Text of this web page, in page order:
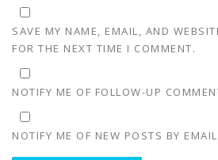
SAVE MY NAME, EMAIL, AND
FOR THE NEXT TIME I COMMENT.
NOTIFY ME OF FOLLOW-UP
NOTIFY ME OF NEW POSTS BY